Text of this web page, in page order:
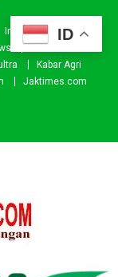
Investor
Donasi
Kabar.id
Kabar Agri
Jaktimes.com
ID